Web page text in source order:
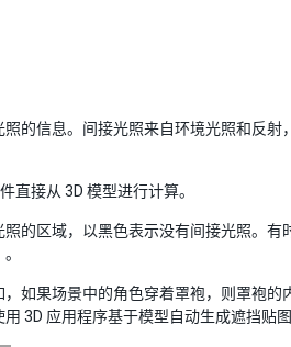
的信息。间接光照来自环境光照和反
直接从 3D 模型进行计算。
的区域，以黑色表示没有间接光照。
如果场景中的角色穿着罩袍，则罩袍
3D 应用程序基于模型自动生成遮挡贴图